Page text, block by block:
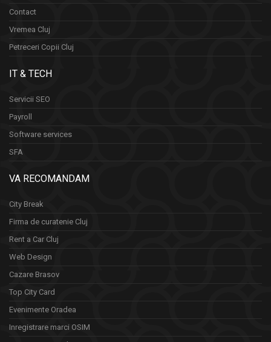
Contact
Vremea Cluj
Petreceri Copii Cluj
IT & TECH
Servicii SEO
Payroll
Software services
SFA
VA RECOMANDAM
City Break
Firma de curatenie Cluj
Rent a Car Cluj
Web Design
Cazare Brasov
Top City Card
Evenimente Oradea
Inregistrare marci OSIM